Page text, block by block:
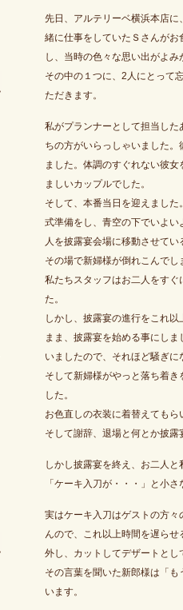
先日、アルテリーベ横浜本店
緒に仕事をしていたＳさんが
し、当時の色々な思い出がよみ
その中の１つに、2人にとって
ただきます。
私がプランナーとして担当し
ちの方がいらっしゃいました
ました。体調のすぐれない彼
ましいカップルでした。
そして、本番当日を迎えまし
式準備をし、青空の下でいよ
人を披露宴会場に移動させてい
その場で新婦様が倒れこんでし
私たちスタッフはお二人をす
た。
しかし、披露宴の進行をこれ
まま、披露宴を始める事にし
いましたので、それほど騒ぎに
そして新婦様がやっと落ち着
した。
お色直しの衣装に着替えてもら
そして謝辞、退場と何とか披露
しかし披露宴を終え、お二人
「ケーキ入刀が・・・」と小
実はケーキ入刀はゲストの方
んので、これ以上時間を遅ら
外し、カットしてデザートとし
その言葉を聞いた新郎様は「
います。